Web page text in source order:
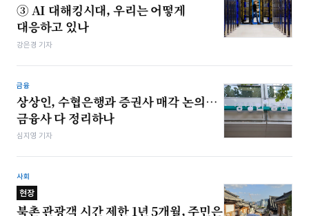
③ AI 대해킹시대, 우리는 어떻게
대응하고 있나
강은경 기자
금융
상상인, 수협은행과 증권사 매각 논의…
금융사 다 정리하나
심지영 기자
사회
현장
북촌 관광객 시간 제한 1년 5개월, 주민은